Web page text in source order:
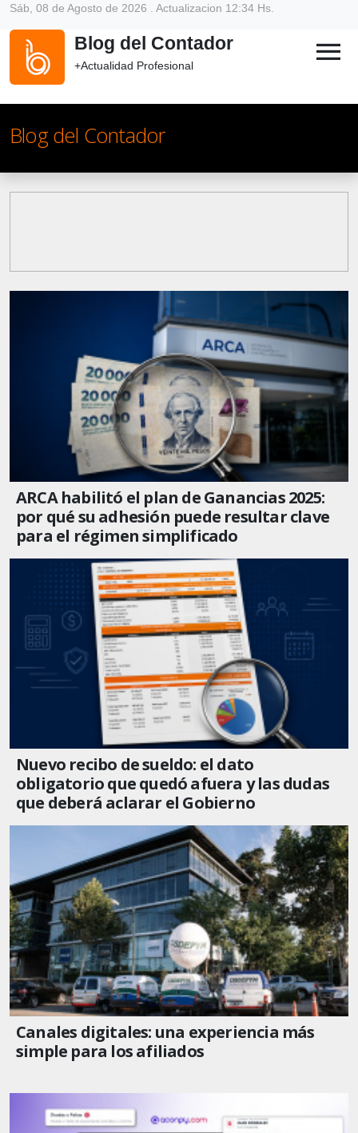
Sáb, 08 de Agosto de 2026 . Actualizacion 12:34 Hs.
Blog del Contador
+Actualidad Profesional menu
Blog del Contador
ARCA habilitó el plan de Ganancias 2025:
por qué su adhesión puede resultar clave
para el régimen simplificado
Nuevo recibo de sueldo: el dato
obligatorio que quedó afuera y las dudas
que deberá aclarar el Gobierno
Canales digitales: una experiencia más
simple para los afiliados